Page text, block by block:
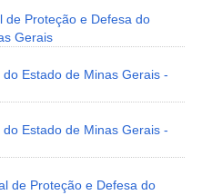
de Proteção e Defesa do
Gerais
Estado de Minas Gerais -
Estado de Minas Gerais -
de Proteção e Defesa do